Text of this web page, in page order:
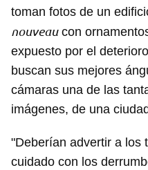
toman fotos de un
nouveaucon
expuesto por el
buscan sus mejores
cámaras una de las
imágenes, de una
"Deberían advertir a los
cuidado con los